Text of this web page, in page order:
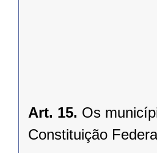
Art. 15. Os
Constituição